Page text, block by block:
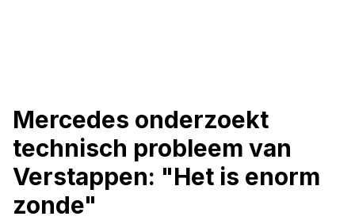
Mercedes onderzoekt
technisch probleem van
Verstappen: "Het is enorm
zonde"